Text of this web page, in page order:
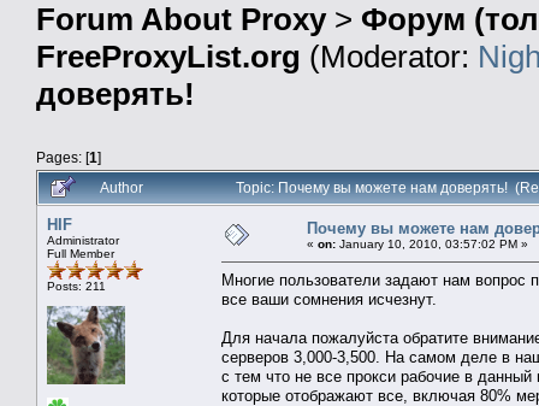
Forum About Proxy> Форум
FreeProxyList.org (Moderator:
доверять!
Pages: [1]
Author
Topic: Почему вы можете нам доверять!
HIF
Administrator
Full Member
Posts: 211
Почему вы можете нам
« on: January 10, 2010, 03:57:02 PM »
Многие пользователи задают нам вопрос
все ваши сомнения исчезнут.
Для начала пожалуйста обратите
серверов 3,000-3,500. На самом деле в
с тем что не все прокси рабочие в
которые отображают все, включая 80%